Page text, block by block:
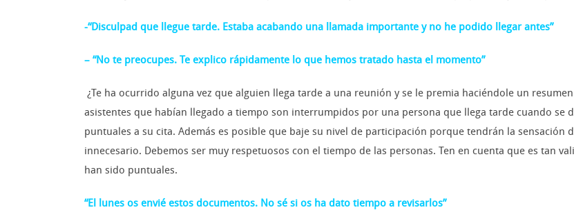
-“Disculpad que llegue tarde. Estaba acabando una llamada importante y no he podido llegar antes”
– “No te preocupes. Te explico rápidamente lo que hemos tratado hasta el momento”
¿Te ha ocurrido alguna vez que alguien llega tarde a una reunión y se le premia haciéndole un
asistentes que habían llegado a tiempo son interrumpidos por una persona que llega tarde cuando se
puntuales a su cita. Además es posible que baje su nivel de participación porque tendrán la sensación
innecesario. Debemos ser muy respetuosos con el tiempo de las personas. Ten en cuenta que es tan
han sido puntuales.
“El lunes os envié estos documentos. No sé si os ha dato tiempo a revisarlos”